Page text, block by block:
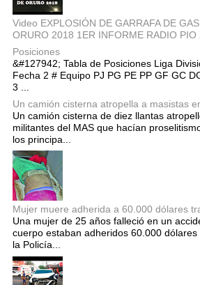
Video EXPLOSIÓN DE GARRAFA DE
ORURO 2018 1ER INFORME RADIO PIO
Posiciones
&#127942; Tabla de Posiciones Liga
Fecha 2 # Equipo PJ PG PE PP GF GC
3 ...
Un camión cisterna atropella a masistas
Un camión cisterna de diez llantas
militantes del MAS que hacían
los principa...
Mujer muere adherida a 60.000 dólares
Una mujer de 25 años falleció en un
cuerpo estaban adheridos 60.000
la Policía...